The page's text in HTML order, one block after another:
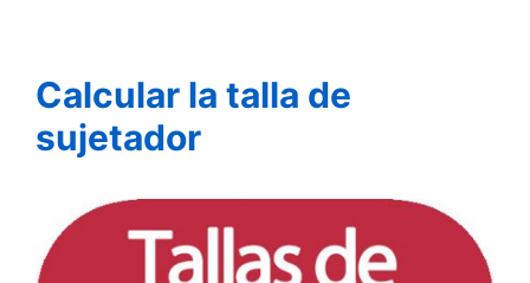
Calcular la talla de
sujetador